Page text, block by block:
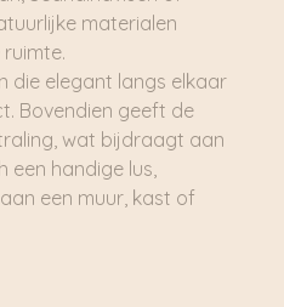
materialen
die elegant langs elkaar
Bovendien geeft de
wat bijdraagt aan
handige lus,
een muur, kast of